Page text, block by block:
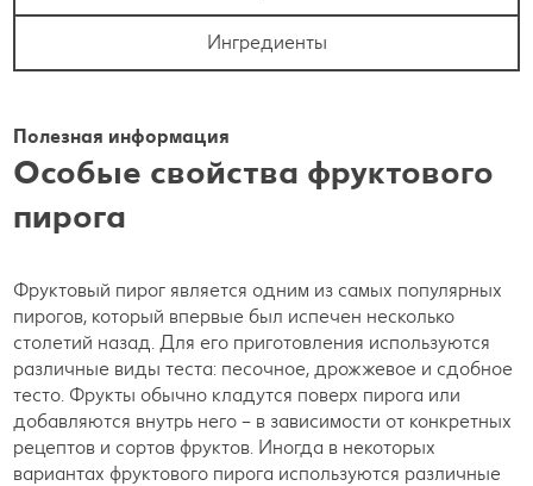
Ингредиенты
Полезная информация
Особые свойства фруктового
пирога
Фруктовый пирог является одним из самых популярных
пирогов, который впервые был испечен несколько
столетий назад. Для его приготовления используются
различные виды теста: песочное, дрожжевое и сдобное
тесто. Фрукты обычно кладутся поверх пирога или
добавляются внутрь него – в зависимости от конкретных
рецептов и сортов фруктов. Иногда в некоторых
вариантах фруктового пирога используются различные